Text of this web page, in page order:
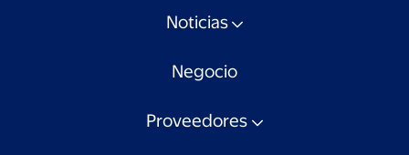
Noticias
Negocio
Proveedores